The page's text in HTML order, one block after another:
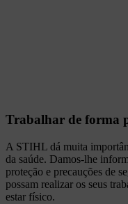
Trabalhar de forma
A STIHL dá muita
da saúde. Damos-lhe
proteção e precauções de
possam realizar os seus
estar físico.